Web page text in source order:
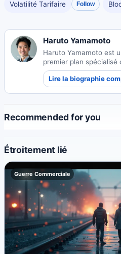
Volatilité Tarifaire Follow
Haruto Yamamoto
Haruto Yamamoto est
premier plan spécialisé
technologie, avec une
innovations en IA et
Japon.
Lire la biographie
Recommended for you
Étroitement lié
Guerre Commerciale